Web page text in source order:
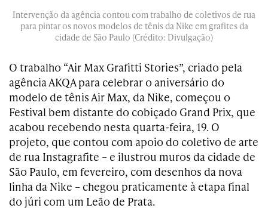
Intervenção da agência contou com trabalho de coletivos de rua
para pintar os novos modelos de tênis da Nike em grafites da
cidade de São Paulo (Crédito: Divulgação)
O trabalho “Air Max Grafitti Stories”, criado pela
agência AKQA para celebrar o aniversário do
modelo de tênis Air Max, da Nike, começou o
Festival bem distante do cobiçado Grand Prix, que
acabou recebendo nesta quarta-feira, 19. O
projeto, que contou com apoio do coletivo de arte
de rua Instagrafite – e ilustrou muros da cidade de
São Paulo, em fevereiro, com desenhos da nova
linha da Nike – chegou praticamente à etapa final
do júri com um Leão de Prata.